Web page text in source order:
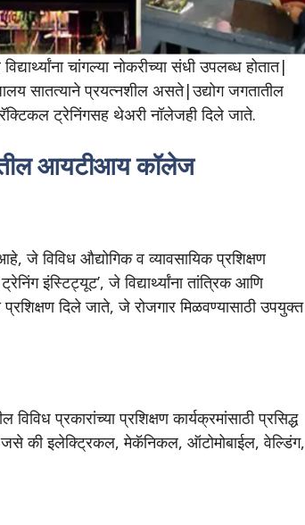
चांगल्या नोकरीच्या संधी उपलब्ध होतात|
सातत्याने प्रयत्नशील असते|उद्योग जगतातील
ट्रेनिंगसह थेअरी नॉलेजही दिले जाते.
आयटीआय कॉलेज
विविध औद्योगिक व व्यावसायिक प्रशिक्षण
इंस्टिट्यूट’, जे विद्यार्थ्यांना तांत्रिक आणि
दिले जाते, जे रोजगार मिळवण्यासाठी उपयुक्त
प्रकारांच्या प्रशिक्षण कार्यक्रमांसाठी प्रसिद्ध
जसे की इलेक्ट्रिकल, मेकॅनिकल, ऑटोमोबाईल, वेल्डिंग,